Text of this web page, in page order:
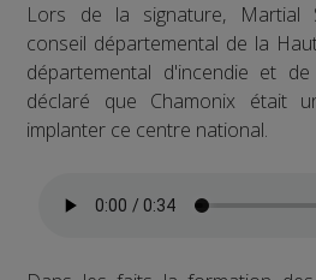
Lors de la signature, Martial
conseil départemental de la
départemental d'incendie et
déclaré que Chamonix était
implanter ce centre national.